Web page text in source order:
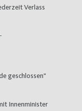
Verlass
geschlossen"
Innenminister